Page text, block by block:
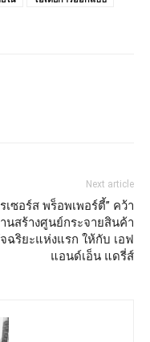
Next article
รเซอร์ส พร็อพเพอร์ตี้” คว้า
นสร้างศูนย์กระจายสินค้า
ฉริยะแห่งแรก ให้กับ เอฟ
แอนด์เอ็น แดรี่ส์